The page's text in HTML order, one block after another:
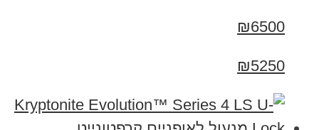
₪6500
₪5250